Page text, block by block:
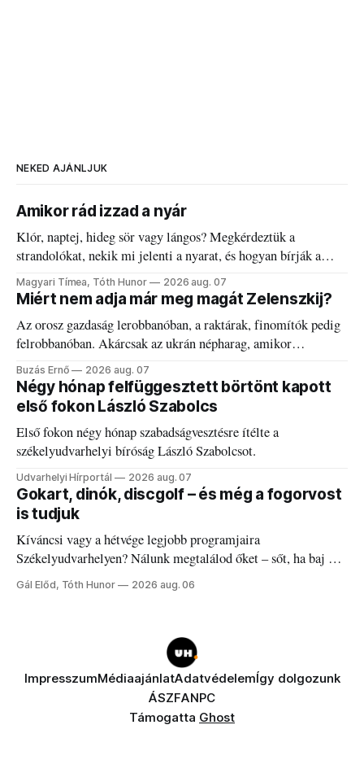
NEKED AJÁNLJUK
Amikor rád izzad a nyár
Klór, naptej, hideg sör vagy lángos? Megkérdeztük a
strandolókat, nekik mi jelenti a nyarat, és hogyan bírják a
kánikulát.
Magyari Tímea, Tóth Hunor 2026 aug. 07
Miért nem adja már meg magát Zelenszkij?
Az orosz gazdaság lerobbanóban, a raktárak, finomítók pedig
felrobbanóban. Akárcsak az ukrán népharag, amikor
elégedetlen vezetőivel.
Buzás Ernő 2026 aug. 07
Négy hónap felfüggesztett börtönt kapott
első fokon László Szabolcs
Első fokon négy hónap szabadságvesztésre ítélte a
székelyudvarhelyi bíróság László Szabolcsot.
Udvarhelyi Hírportál 2026 aug. 07
Gokart, dinók, discgolf – és még a fogorvost
is tudjuk
Kíváncsi vagy a hétvége legjobb programjaira
Székelyudvarhelyen? Nálunk megtalálod őket – sőt, ha baj van
a fogaddal, a fogorvosi ügyeletet is!
Gál Előd, Tóth Hunor 2026 aug. 06
ImpresszumMédiaajánlatAdatvédelemÍgy dolgozunk
ÁSZFANPC
Támogatta Ghost